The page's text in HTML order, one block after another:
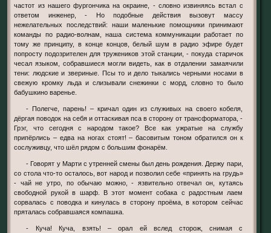
частот из нашего фургончика на окраине, - словно извиняясь встал с
ответом инженер, - Но подобные действия вызовут массу
нежелательных последствий: наши маленькие помощники принимают
команды по радио-волнам, наша система коммуникации работает по
тому же принципу, в конце концов, белый шум в радио эфире будет
попросту подозрителен для тружеников этой станции, - покуда старичок
чесал языком, собравшиеся могли видеть, как в отдалении замаячили
тени: людские и звериные. Псы то и дело тыкались черными носами в
свежую кромку льда и слизывали снежинки с морд, словно то было
бабушкино варенье.
- Полегче, парень! – кричал один из служивых на своего кобеля,
дёргая поводок на себя и оттаскивая пса в сторону от трансформатора, -
Грэг, что сегодня с народом такое? Все как ужратые на службу
припёрлись – едва на ногах стоят! – басовитым тоном обратился он к
сослуживцу, что шёл рядом с большим фонарём.
- Говорят у Марти с утренней смены был день рождения. Держу пари,
со стола что-то осталось, вот народ и позволил себе «принять на грудь»
- чай не утро, по обычаю можно, - язвительно отвечал он, кутаясь
свободной рукой в шарф. В этот момент собака с радостным лаем
сорвалась с поводка и кинулась в сторону проёма, в котором сейчас
пряталась собравшаяся компашка.
- Куча! Куча, взять! – орал ей вслед сторож, снимая с